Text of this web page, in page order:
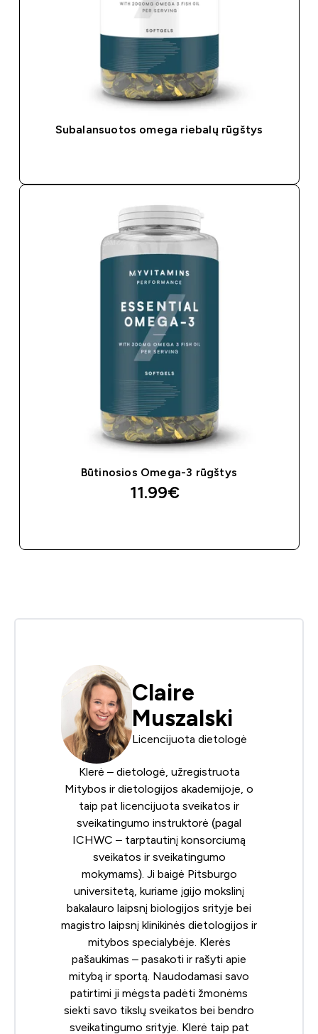
Subalansuotos omega riebalų rūgštys
Būtinosios Omega-3 rūgštys
11.99€‎
Claire
Muszalski
Licencijuota dietologė
Klerė – dietologė, užregistruota
Mitybos ir dietologijos akademijoje , o
taip pat licencijuota sveikatos ir
sveikatingumo instruktorė (pagal
ICHWC – tarptautinį konsorciumą
sveikatos ir sveikatingumo
mokymams). Ji baigė Pitsburgo
universitetą, kuriame įgijo mokslinį
bakalauro laipsnį biologijos srityje bei
magistro laipsnį klinikinės dietologijos ir
mitybos specialybėje. Klerės
pašaukimas – pasakoti ir rašyti apie
mitybą ir sportą. Naudodamasi savo
patirtimi ji mėgsta padėti žmonėms
siekti savo tikslų sveikatos bei bendro
sveikatingumo srityje. Klerė taip pat